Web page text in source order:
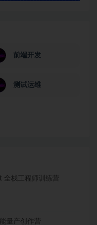
前端开发
测试运维
全栈工程师训练营
量产创作营